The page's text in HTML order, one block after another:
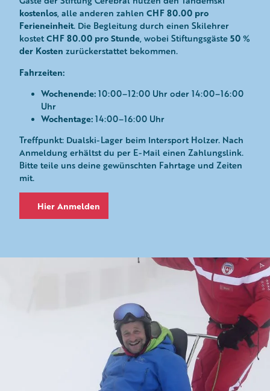
kostenlos, alle anderen zahlen CHF 80.00 pro
Ferieneinheit. Die Begleitung durch einen Skilehrer
kostet CHF 80.00 pro Stunde, wobei Stiftungsgäste 50 %
der Kosten zurückerstattet bekommen.
Fahrzeiten:
Wochenende: 10:00–12:00 Uhr oder 14:00–16:00
Uhr
Wochentage: 14:00–16:00 Uhr
Treffpunkt: Dualski-Lager beim Intersport Holzer. Nach
Anmeldung erhältst du per E-Mail einen Zahlungslink.
Bitte teile uns deine gewünschten Fahrtage und Zeiten
mit.
Hier Anmelden